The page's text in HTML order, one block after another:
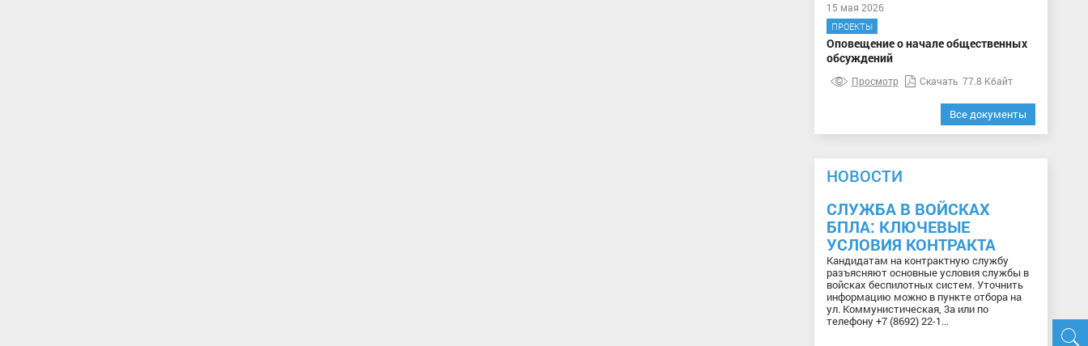
15 мая 2026
ПРОЕКТЫ
Оповещение о начале общественных
обсуждений
Просмотр Скачать 77.8 Кбайт
Все документы
НОВОСТИ
СЛУЖБА В ВОЙСКАХ
БПЛА: КЛЮЧЕВЫЕ
УСЛОВИЯ КОНТРАКТА
Кандидатам на контрактную службу
разъясняют основные условия службы в
войсках беспилотных систем. Уточнить
информацию можно в пункте отбора на
ул. Коммунистическая, 3а или по
телефону +7 (8692) 22-1...